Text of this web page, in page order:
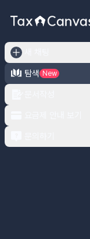
탐색
New